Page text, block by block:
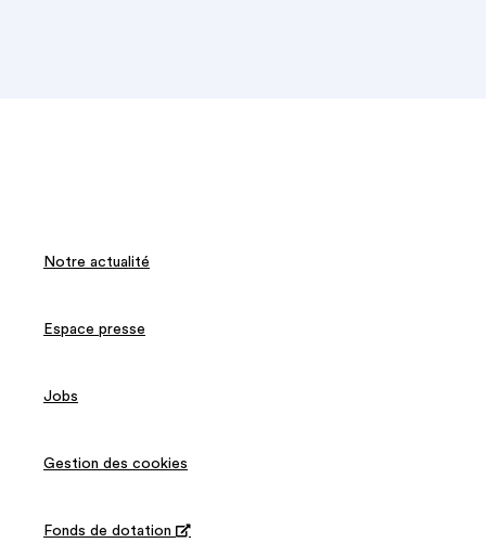
Notre actualité
Espace presse
Jobs
Gestion des cookies
Fonds de dotation 